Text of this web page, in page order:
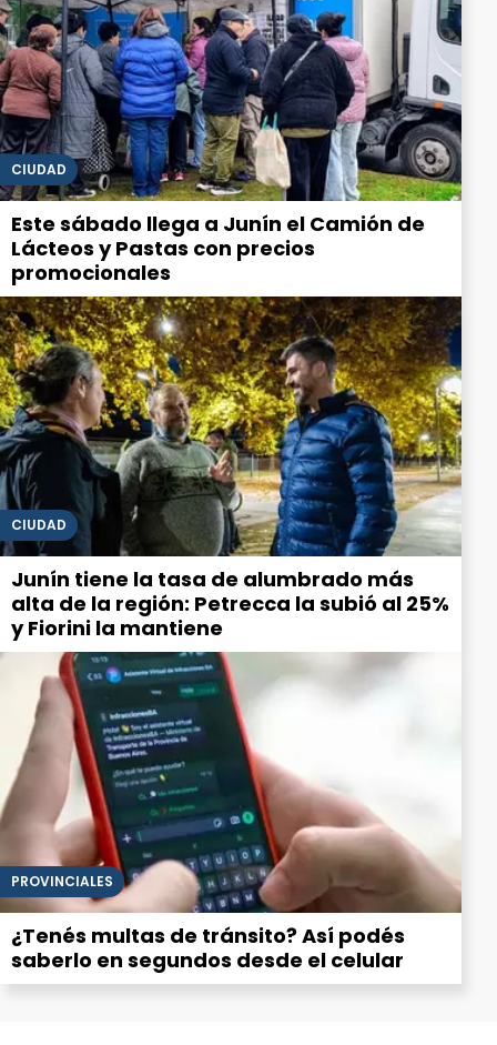
CIUDAD
Este sábado llega a Junín el Camión de
Lácteos y Pastas con precios
promocionales
CIUDAD
Junín tiene la tasa de alumbrado más
alta de la región: Petrecca la subió al 25%
y Fiorini la mantiene
PROVINCIALES
¿Tenés multas de tránsito? Así podés
saberlo en segundos desde el celular